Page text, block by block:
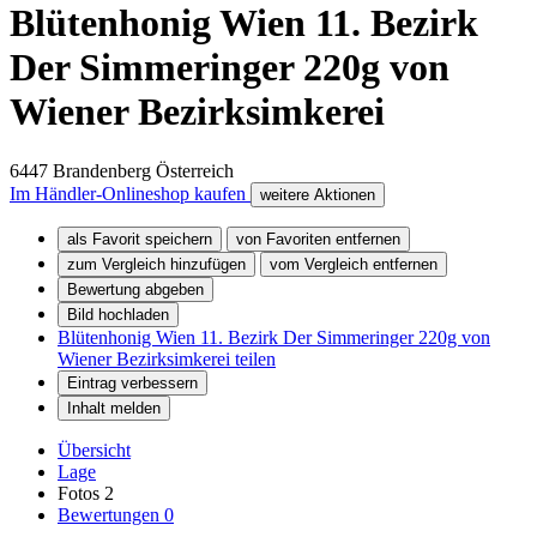
Blütenhonig Wien 11. Bezirk
Der Simmeringer 220g von
Wiener Bezirksimkerei
6447 Brandenberg Österreich
Im Händler-Onlineshop kaufen
weitere Aktionen
als Favorit speichern
von Favoriten entfernen
zum Vergleich hinzufügen
vom Vergleich entfernen
Bewertung abgeben
Bild hochladen
Blütenhonig Wien 11. Bezirk Der Simmeringer 220g von
Wiener Bezirksimkerei teilen
Eintrag verbessern
Inhalt melden
Übersicht
Lage
Fotos 2
Bewertungen 0